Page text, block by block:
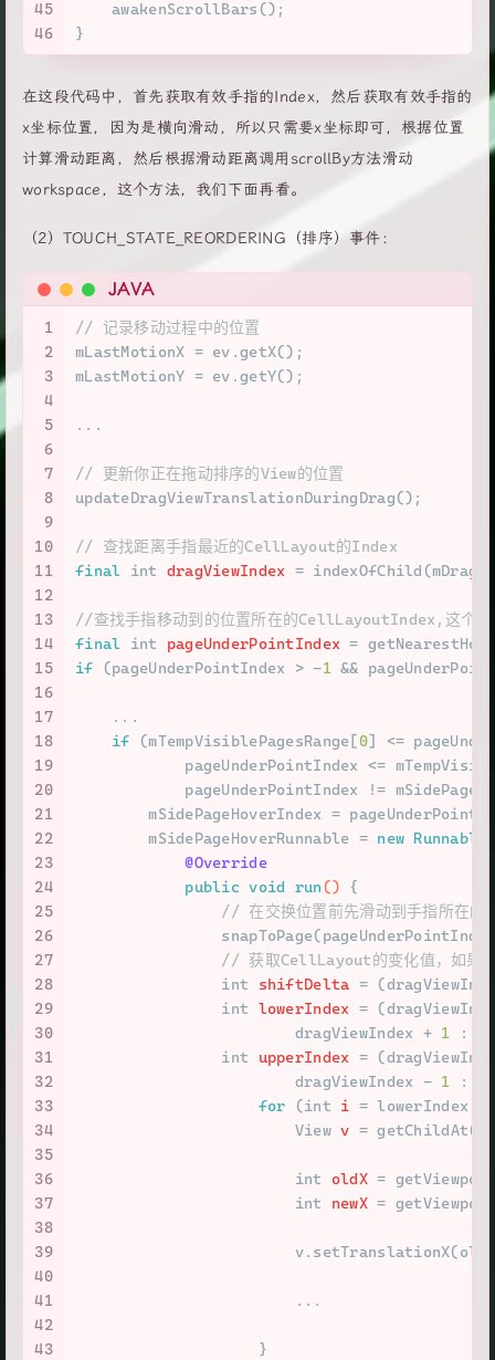
45
46
    awakenScrollBars();
}
在这段代码中，首先获取有效手指的Index，然后获取有效手指的
x坐标位置，因为是横向滑动，所以只需要x坐标即可，根据位置
计算滑动距离，然后根据滑动距离调用scrollBy方法滑动
workspace，这个方法，我们下面再看。
（2）TOUCH_STATE_REORDERING（排序）事件：
JAVA
1
2
3
4
5
6
7
8
9
10
11
12
13
14
15
16
17
18
19
20
21
22
23
24
25
26
27
28
29
30
31
32
33
34
35
36
37
38
39
40
41
42
43
// 记录移动过程中的位置
mLastMotionX = ev.getX();
mLastMotionY = ev.getY();
...
// 更新你正在拖动排序的View的位置
updateDragViewTranslationDuringDrag();
// 查找距离手指最近的CellLayout的Index
final
int dragViewIndex =
//查找手指移动到的位置所在的CellLayoutIndex,这个
final
int pageUnderPointIndex =
if (pageUnderPointIndex > -1 &&
    ...
if (mTempVisiblePagesRange[0] <=
pageUnderPointIndex <=
pageUnderPointIndex !=
mSidePageHoverIndex =
        mSidePageHoverRunnable =
new Runnable
@Override
public void run() {
// 在交换位置前先滑动到手指所在
// 获取CellLayout的变化值，如果拖
int
shiftDelta =
int lowerIndex =
                        dragViewIndex +
1 :
int
upperIndex =
                        dragViewIndex -
1 :
for (int i = lowerIndex; i
View v =
int oldX =
int
newX =
                        ...
                    }